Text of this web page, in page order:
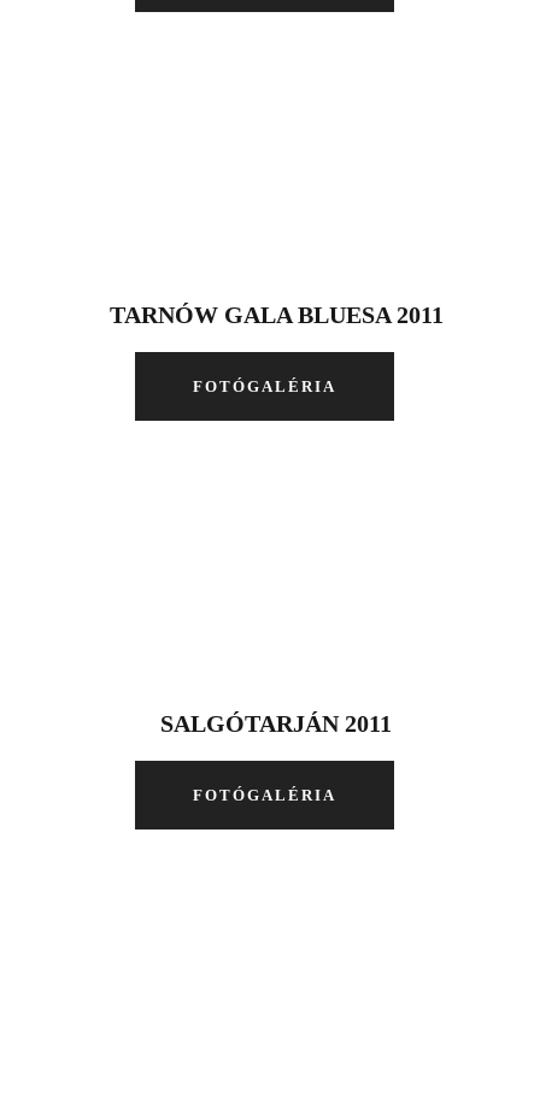
TARNÓW GALA BLUESA 2011
FOTÓGALÉRIA
SALGÓTARJÁN 2011
FOTÓGALÉRIA